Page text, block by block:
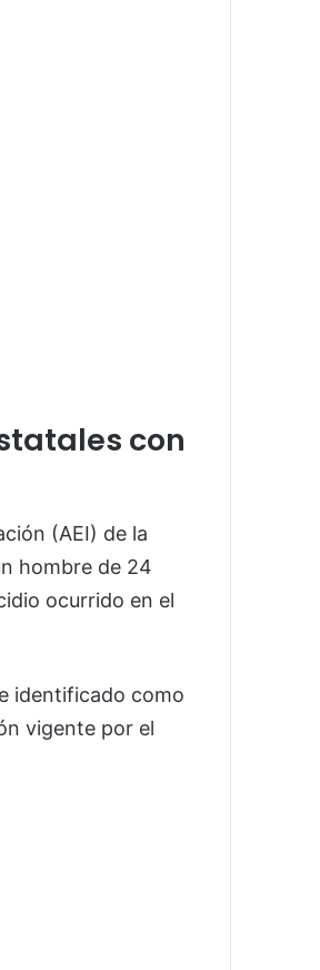
con
(AEI) de la
hombre de 24
ocurrido en el
identificado como
vigente por el